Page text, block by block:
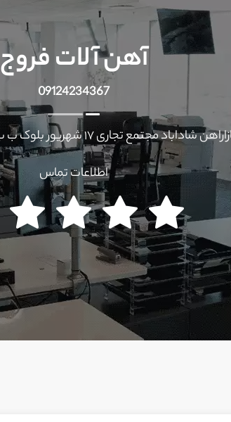
آهن آلات فروج
09124234367
شاداباد مجتمع تجاری ۱۷ شهریور بلوک ب ب طبقه اول پلاک ۲۱
اطلاعات تماس